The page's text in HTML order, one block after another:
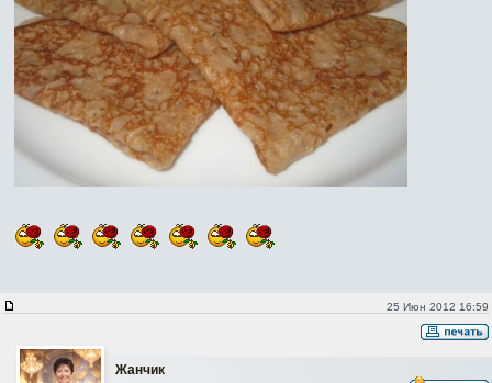
25 Июн 2012 16:59
Жанчик